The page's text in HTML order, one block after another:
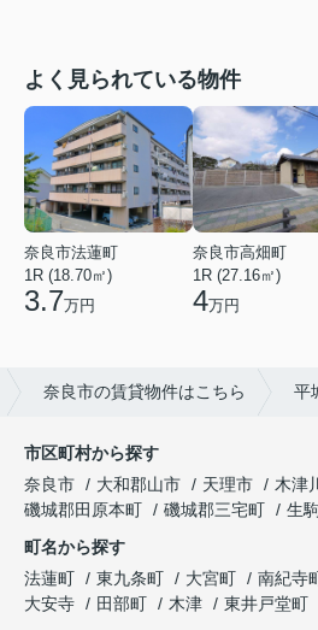
よく見られている物件
奈良市法蓮町
1R (18.70㎡)
3.7万円
奈良市高畑町
1R (27.16㎡)
4万円
奈良市の賃貸物件はこちら 平
市区町村から探す
奈良市
大和郡山市 天理市 木津
磯城郡田原本町
磯城郡三宅町 生
町名から探す
法蓮町
東九条町 大宮町 南紀寺
大安寺
田部町 木津
東井戸堂町